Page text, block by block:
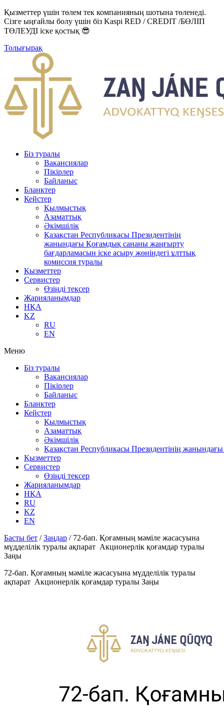
Қызметтер үшін төлем тек компанияның шотына төленеді.
Сізге ыңғайлы болу үшін біз Kaspi RED / CREDIT /БӨЛІП
ТӨЛЕУДІ іске қостық 😎
Толығырақ
Біз туралы
Вакансиялар
Пікірлер
Байланыс
Бланктер
Кейстер
Қылмыстық
Азаматтық
Әкімшілік
Қазақстан Республикасы Президентінің
жанындағы Қоғамдық сананы жаңғырту
бағдарламасын іске асыру жөніндегі ұлттық
комиссия туралы
Қызметтер
Сервистер
Өзіңді тексер
Жарияланымдар
НҚА
KZ
RU
EN
Меню
Біз туралы
Вакансиялар
Пікірлер
Байланыс
Бланктер
Кейстер
Қылмыстық
Азаматтық
Әкімшілік
Қазақстан Республикасы Президентінің
Қызметтер
Сервистер
Өзіңді тексер
Жарияланымдар
НҚА
RU
KZ
EN
Басты бет /Заңдар / 72-бап. Қоғамның мәміле жасасуына
мүдделілік туралы ақпарат Акционерлік қоғамдар туралы
Заңы
72-бап. Қоғамның мәміле жасасуына мүдделілік туралы
ақпарат Акционерлік қоғамдар туралы Заңы